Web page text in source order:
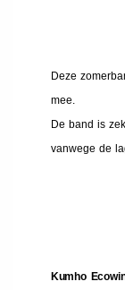
Deze
mee.
De band is
vanwege de
Kumho